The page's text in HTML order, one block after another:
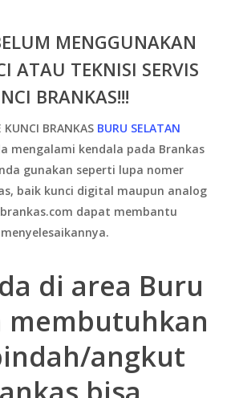
MENGGUNAKAN
ATAU TEKNISI SERVIS
BRANKAS!!!
KUNCI BRANKAS BURU SELATAN
mengalami kendala pada Brankas
gunakan seperti lupa nomer
baik kunci digital maupun analog
dapat membantu
menyelesaikannya.
di area Buru
membutuhkan
angkut